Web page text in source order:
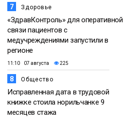
7 Здоровье
«ЗдравКонтроль» для оперативной
связи пациентов с
медучреждениями запустили в
регионе
11:10 07 августа 225
8 Общество
Исправленная дата в трудовой
книжке стоила норильчанке 9
месяцев стажа